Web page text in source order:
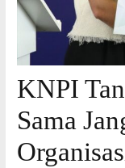
KNPI
Sama